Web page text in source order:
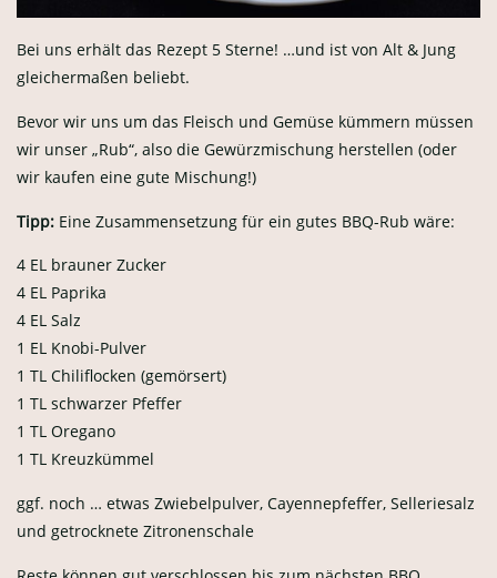
Bei uns erhält das Rezept 5 Sterne! …und ist von Alt & Jung
gleichermaßen beliebt.
Bevor wir uns um das Fleisch und Gemüse kümmern müssen
wir unser „Rub“, also die Gewürzmischung herstellen (oder
wir kaufen eine gute Mischung!)
Tipp: Eine Zusammensetzung für ein gutes BBQ-Rub wäre:
4 EL brauner Zucker
4 EL Paprika
4 EL Salz
1 EL Knobi-Pulver
1 TL Chiliflocken (gemörsert)
1 TL schwarzer Pfeffer
1 TL Oregano
1 TL Kreuzkümmel
ggf. noch … etwas Zwiebelpulver, Cayennepfeffer, Selleriesalz
und getrocknete Zitronenschale